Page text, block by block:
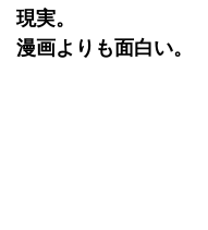
現実。
漫画よりも面白い。